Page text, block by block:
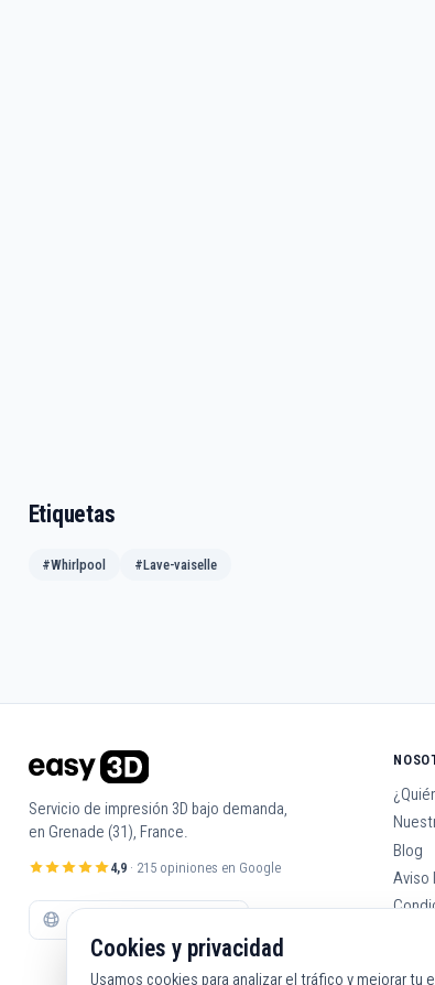
Etiquetas
#Whirlpool #Lave-vaiselle
Servicio de impresión 3D bajo demanda,
en Grenade (31), France.
4,9· 215 opiniones en Google
Blog
Aviso
Cookies y privacidad
Usamos cookies para analizar el tráfico y mejorar